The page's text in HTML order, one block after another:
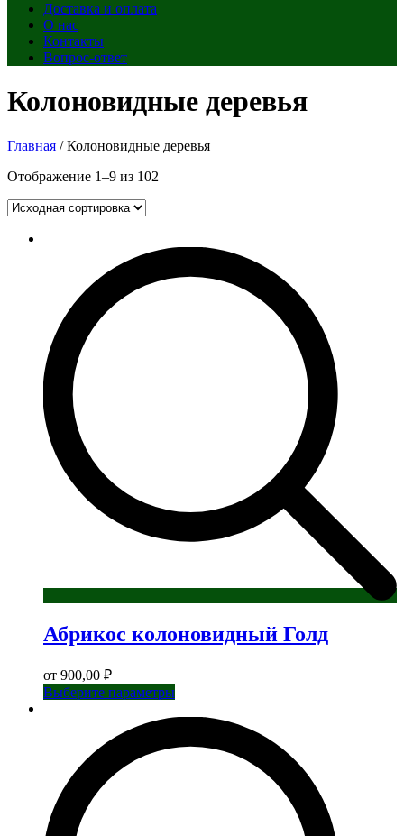
Доставка и оплата
О нас
Контакты
Вопрос-ответ
Колоновидные деревья
Главная / Колоновидные деревья
Отображение 1–9 из 102
Абрикос колоновидный Голд
от 900,00 ₽
Выберите параметрыЭтот
вариаций.